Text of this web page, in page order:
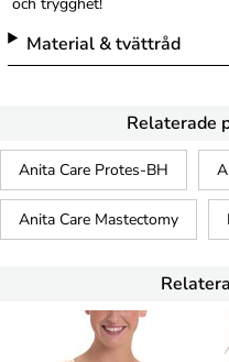
Material & tvättråd
Relaterade
Anita Care Protes-BH
Anita Care Mastectomy